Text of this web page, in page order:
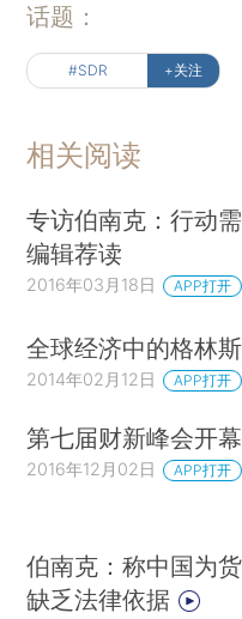
话题：
#SDR +关注
相关阅读
专访伯南克：行动需
编辑荐读
2016年03月18日 APP打开
全球经济中的格林
2014年02月12日 APP打开
第七届财新峰会开
2016年12月02日 APP打开
伯南克：称中国为
缺乏法律依据